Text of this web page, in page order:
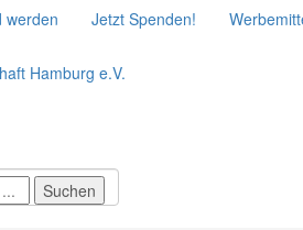
werden Jetzt Spenden!